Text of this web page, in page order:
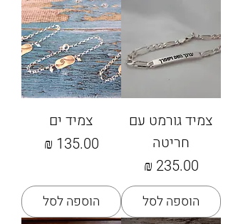
צמיד גורמט עם
חריטה
מחיר
הוספה לסל
צמיד ים
מחיר
הוספה לסל